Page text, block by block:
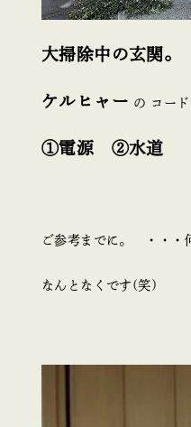
大掃除中の玄関。
ケルヒャー の コード
①電源 ②水道
ご参考までに。 ・・・
なんとなくです(笑)